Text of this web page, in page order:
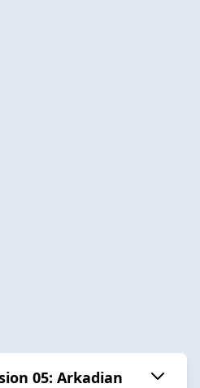
05: Arkadian